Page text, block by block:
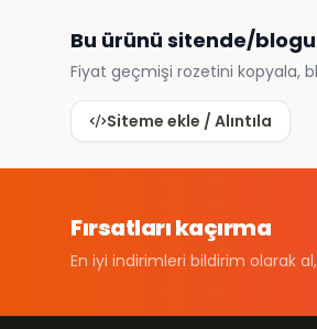
Bu ürünü sitende/
Fiyat geçmişi rozetini kopyala,
Siteme ekle / Alıntıla
Fırsatları kaçırma
En iyi indirimleri bildirim olarak